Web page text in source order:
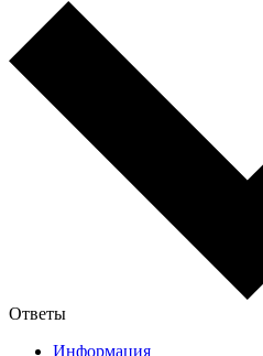
Ответы
Информация